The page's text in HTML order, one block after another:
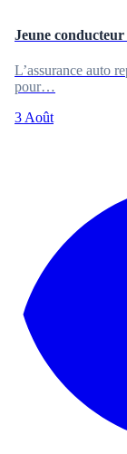
Jeune
L’assurance auto
pour…
3 Août